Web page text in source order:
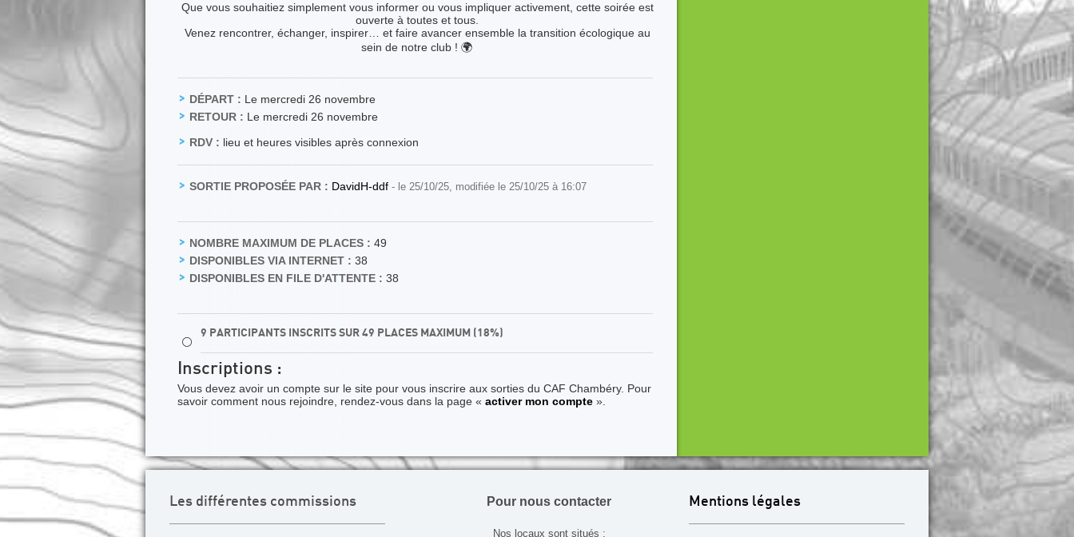
Que vous souhaitiez simplement vous informer ou vous impliquer activement, cette soirée est
ouverte à toutes et tous.
Venez rencontrer, échanger, inspirer… et faire avancer ensemble la transition écologique au
sein de notre club ! 🌍
DÉPART : Le mercredi 26 novembre
RETOUR : Le mercredi 26 novembre
RDV : lieu et heures visibles après connexion
SORTIE PROPOSÉE PAR : DavidH-ddf - le 25/10/25, modifiée le 25/10/25 à 16:07
NOMBRE MAXIMUM DE PLACES : 49
DISPONIBLES VIA INTERNET : 38
DISPONIBLES EN FILE D'ATTENTE : 38
⚪
9 PARTICIPANTS INSCRITS SUR 49 PLACES MAXIMUM (18%)
Inscriptions :
Vous devez avoir un compte sur le site pour vous inscrire aux sorties du CAF Chambéry. Pour
savoir comment nous rejoindre, rendez-vous dans la page « activer mon compte ».
Les différentes commissions Pour nous contacter
Nos locaux sont situés :
Mentions légales